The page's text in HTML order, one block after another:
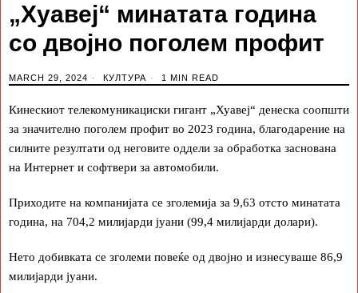
„Хуавеј“ минатата година
со двојно поголем профит
MARCH 29, 2024 КУЛТУРА 1 MIN READ
Кинескиот телекомуникациски гигант „Хуавеј“ денеска соопшти
за значително поголем профит во 2023 година, благодарение на
силните резултати од неговите оддели за обработка заснована
на Интернет и софтвери за автомобили.
Приходите на компанијата се зголемија за 9,63 отсто минатата
година, на 704,2 милијарди јуани (99,4 милијарди долари).
Нето добивката се зголеми повеќе од двојно и изнесуваше 86,9
милијарди јуани.